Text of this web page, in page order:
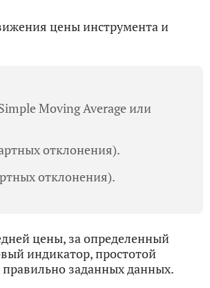
цены инструмента и
Moving Average или
отклонения).
отклонения).
цены, за определенный
индикатор, простотой
заданных данных.